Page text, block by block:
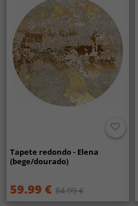
Tapete redondo - Elena
(bege/dourado)
59.99 € 84.99 €